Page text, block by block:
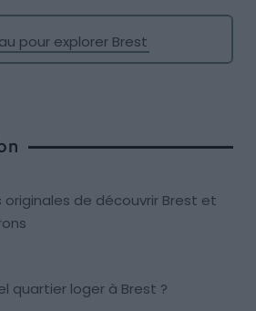
pour explorer Brest
originales de découvrir Brest et
quartier loger à Brest ?